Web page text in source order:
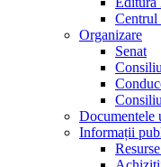
Centrul
Organizare
Senat
Documentele
Informații